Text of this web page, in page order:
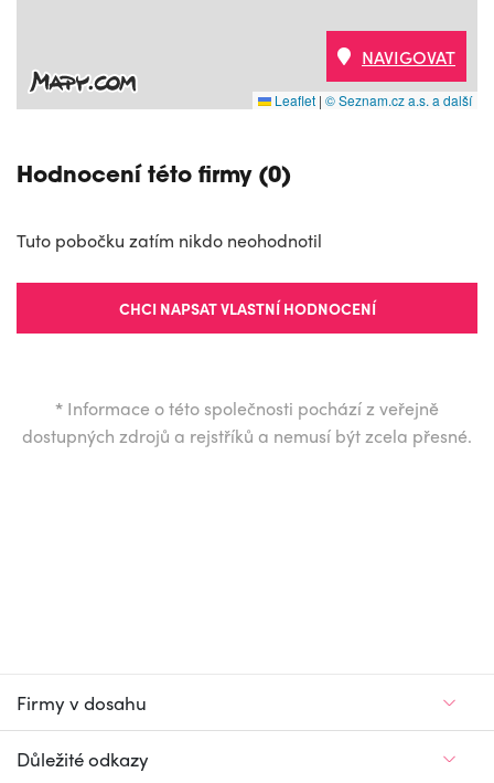
Leaflet | © Seznam.cz a.s. a další
NAVIGOVAT
Hodnocení této firmy (0)
Tuto pobočku zatím nikdo neohodnotil
CHCI NAPSAT VLASTNÍ HODNOCENÍ
* Informace o této společnosti pochází z veřejně
dostupných zdrojů a rejstříků a nemusí být zcela přesné.
Firmy v dosahu
Důležité odkazy